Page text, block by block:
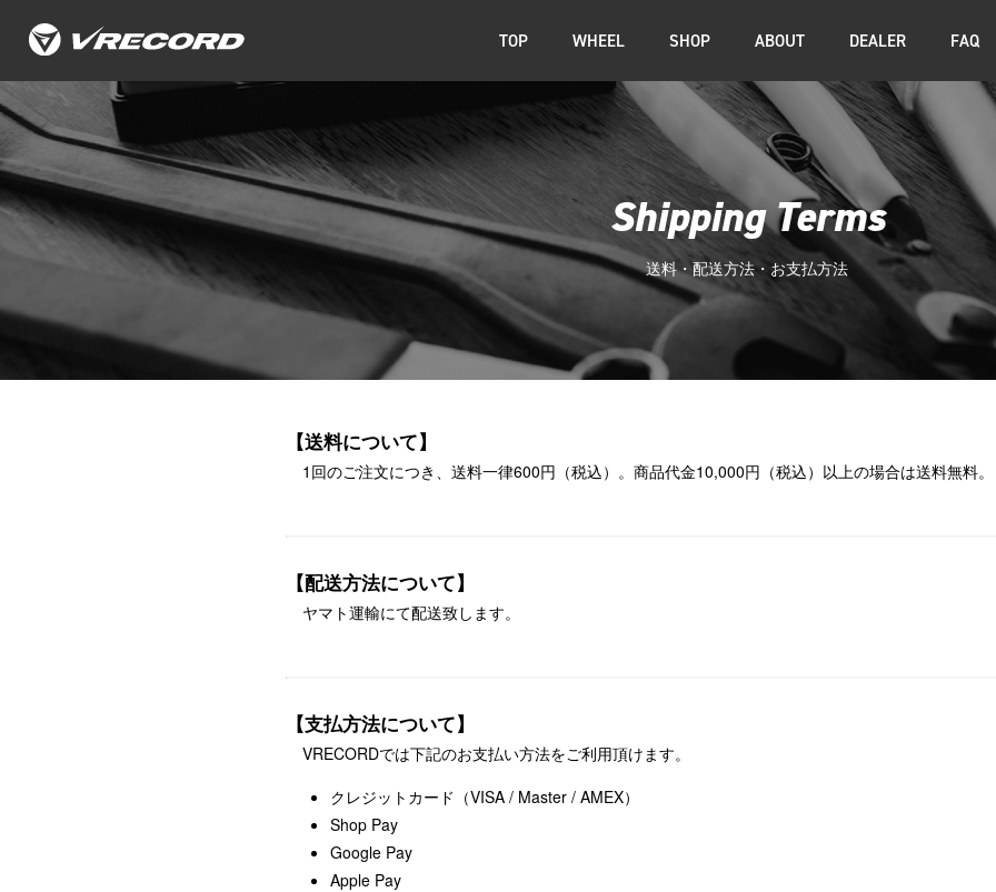
TOP WHEEL SHOP ABOUT DEALER FAQ
Shipping Terms
送料・配送方法・お支払方法
【送料について】
1回のご注文につき、送料一律600円（税込）。商品代金10,000円（税込）以上の場合は送料無料。
【配送方法について】
ヤマト運輸にて配送致します。
【支払方法について】
VRECORDでは下記のお支払い方法をご利用頂けます。
クレジットカード（VISA / Master / AMEX）
Shop Pay
Google Pay
Apple Pay